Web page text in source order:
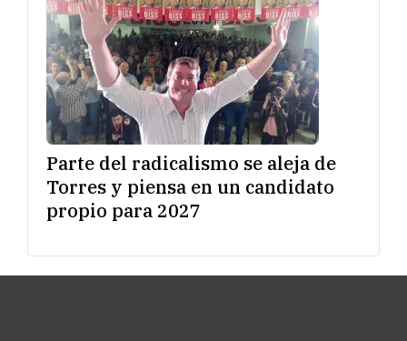
Parte del radicalismo se aleja de
Torres y piensa en un candidato
propio para 2027